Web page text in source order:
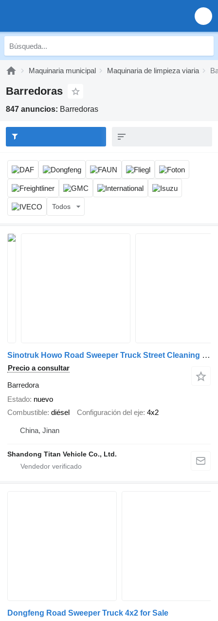
Maquinaria municipal Maquinaria de limpieza viaria
Barredoras
847 anuncios: Barredoras
Todos
Sinotruk Howo Road Sweeper Truck Street Cleaning Sweeping Truck For Sale
Precio a consultar
Barredora
Estado nuevo
Combustible diésel Configuración del eje 4x2
China, Jinan
Shandong Titan Vehicle Co., Ltd.
Dongfeng Road Sweeper Truck 4x2 for Sale